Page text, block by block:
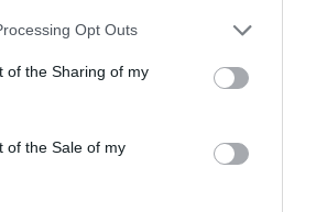
Opt Outs
of the Sharing of my
of the Sale of my
es presidente de la
de Organizaciones
como fuente preferida de Google
con las últimas noticias de actualidad.